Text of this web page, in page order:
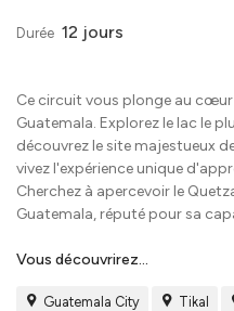
Durée 12 jours
Ce circuit vous plonge au
Guatemala. Explorez le lac le
découvrez le site majestueux
vivez l'expérience unique
Cherchez à apercevoir le
Guatemala, réputé pour sa
Vous découvrirez...
Guatemala City Tikal